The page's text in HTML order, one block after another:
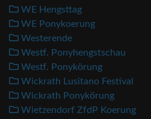
WE Hengsttag
WE Ponykoerung
Westerende
Westf. Ponyhengstschau
Westf. Ponykörung
Wickrath Lusitano Festival
Wickrath Ponykörung
Wietzendorf ZfdP Koerung